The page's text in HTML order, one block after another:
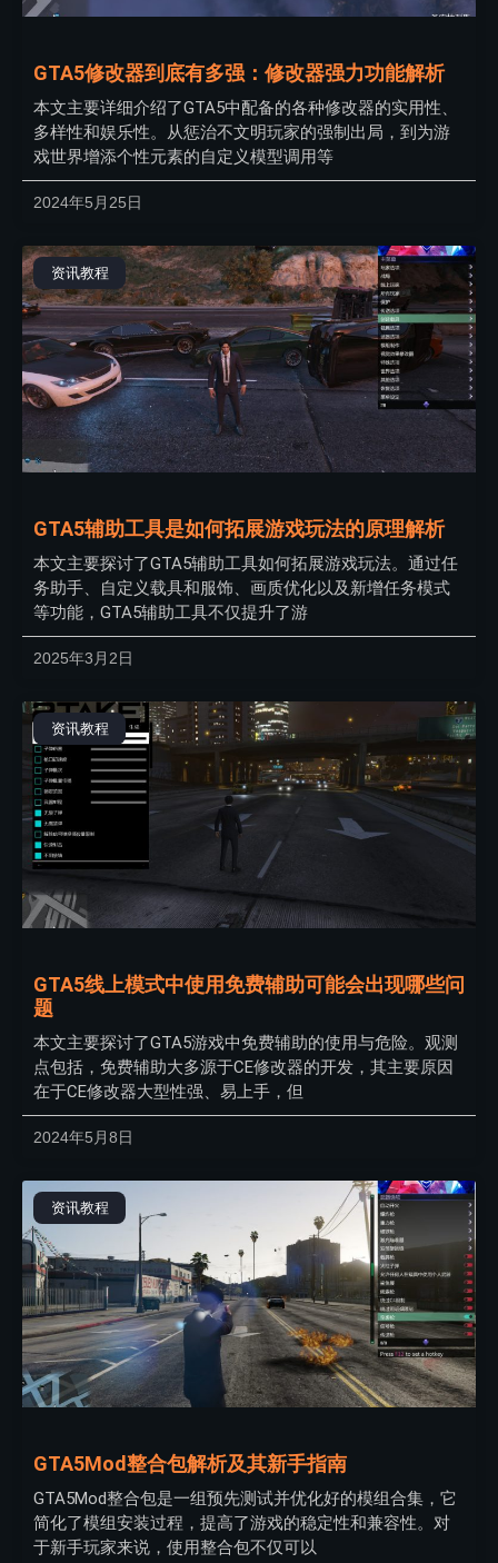
GTA5修改器到底有多强：修改器强力功能解析
本文主要详细介绍了GTA5中配备的各种修改器的实用性、
多样性和娱乐性。从惩治不文明玩家的强制出局，到为游
戏世界增添个性元素的自定义模型调用等
2024年5月25日
资讯教程
GTA5辅助工具是如何拓展游戏玩法的原理解析
本文主要探讨了GTA5辅助工具如何拓展游戏玩法。通过任
务助手、自定义载具和服饰、画质优化以及新增任务模式
等功能，GTA5辅助工具不仅提升了游
2025年3月2日
资讯教程
GTA5线上模式中使用免费辅助可能会出现哪些问
题
本文主要探讨了GTA5游戏中免费辅助的使用与危险。观测
点包括，免费辅助大多源于CE修改器的开发，其主要原因
在于CE修改器大型性强、易上手，但
2024年5月8日
资讯教程
GTA5Mod整合包解析及其新手指南
GTA5Mod整合包是一组预先测试并优化好的模组合集，它
简化了模组安装过程，提高了游戏的稳定性和兼容性。对
于新手玩家来说，使用整合包不仅可以